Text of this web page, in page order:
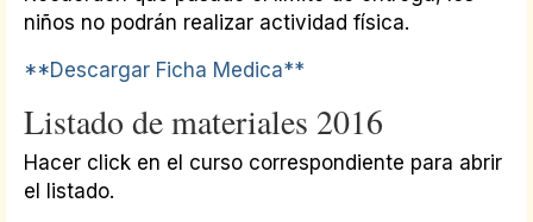
niños no podrán realizar actividad física.
**Descargar Ficha Medica**
Listado de materiales 2016
Hacer click en el curso correspondiente para abrir
el listado.